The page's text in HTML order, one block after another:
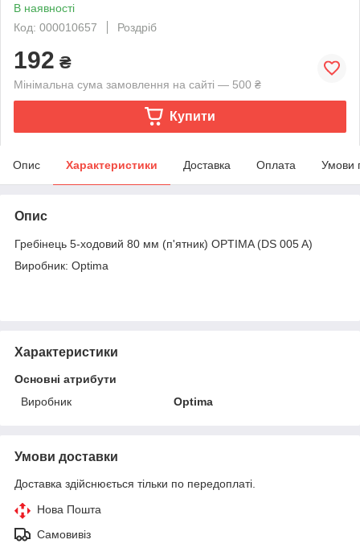
В наявності
Код: 000010657
Роздріб
192 ₴
Мінімальна сума замовлення на сайті — 500 ₴
Купити
Опис Характеристики Доставка Оплата Умови
Опис
Гребінець 5-ходовий 80 мм (п'ятник) OPTIMA (DS 005 A)
Виробник: Optima
Характеристики
Основні атрибути
Виробник
Optima
Умови доставки
Доставка здійснюється тільки по передоплаті.
Нова Пошта
Самовивіз